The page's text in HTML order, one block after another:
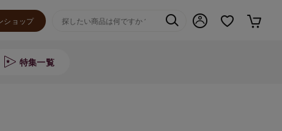
ショップ
特集一覧